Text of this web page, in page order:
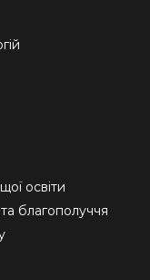
освіти
благополуччя